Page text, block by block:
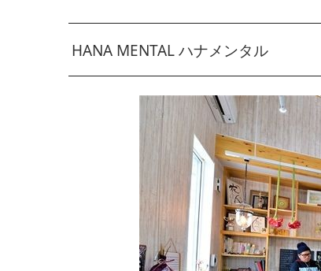
HANA MENTAL ハナメンタル